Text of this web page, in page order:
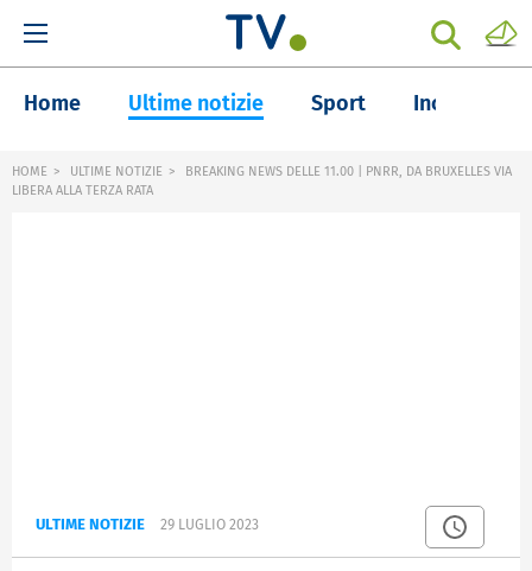
Home Ultime notizie Sport Inchieste
HOME ULTIME NOTIZIE
BREAKING NEWS DELLE 11.00 | PNRR, DA BRUXELLES VIA
LIBERA ALLA TERZA RATA
ULTIME NOTIZIE 29 LUGLIO 2023